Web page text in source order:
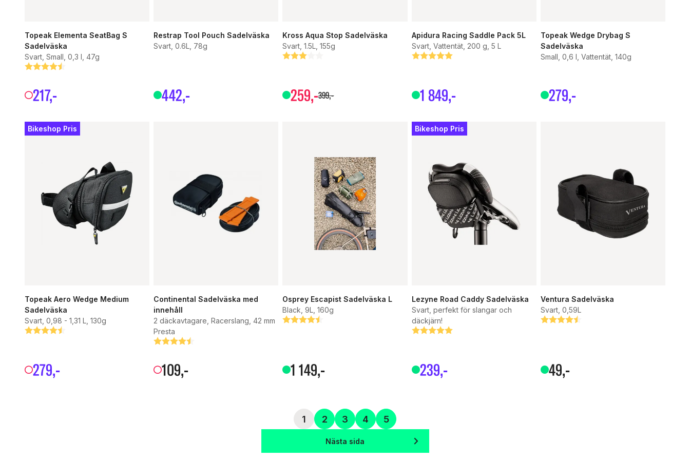
Topeak Elementa SeatBag S
Sadelväska
Svart, Small, 0,3 l, 47g
Betyg:
4.8 utav 5 stjärnor
217,-
Restrap Tool Pouch Sadelväska
Svart, 0.6L, 78g
442,-
Kross Aqua Stop Sadelväska
Svart, 1.5L, 155g
Betyg:
3.0 utav 5 stjärnor
259,-399,-
Apidura Racing Saddle Pack 5L
Svart, Vattentät, 200 g, 5 L
Betyg:
5.0 utav 5 stjärnor
1 849,-
Topeak Wedge Drybag S
Sadelväska
Small, 0,6 l, Vattentät, 140g
279,-
Bikeshop Pris
Topeak Aero Wedge Medium
Sadelväska
Svart, 0,98 - 1,31 L, 130g
Betyg:
4.1 utav 5 stjärnor
279,-
Continental Sadelväska med
innehåll
2 däckavtagare, Racerslang, 42 mm
Presta
Betyg:
4.6 utav 5 stjärnor
109,-
Osprey Escapist Sadelväska L
Black, 9L, 160g
Betyg:
4.6 utav 5 stjärnor
1 149,-
Bikeshop Pris
Lezyne Road Caddy Sadelväska
Svart, perfekt för slangar och
däckjärn!
Betyg:
5.0 utav 5 stjärnor
239,-
Ventura Sadelväska
Svart, 0,59L
Betyg:
4.3 utav 5 stjärnor
49,-
1 2 3 4 5
Nästa sida